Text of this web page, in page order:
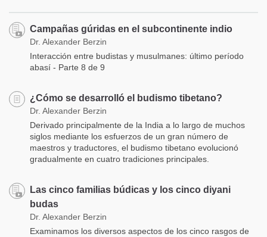
Campañas gúridas en el subcontinente indio
Dr. Alexander Berzin
Interacción entre budistas y musulmanes: último período
abasí - Parte 8 de 9
¿Cómo se desarrolló el budismo tibetano?
Dr. Alexander Berzin
Derivado principalmente de la India a lo largo de muchos
siglos mediante los esfuerzos de un gran número de
maestros y traductores, el budismo tibetano evolucionó
gradualmente en cuatro tradiciones principales.
Las cinco familias búdicas y los cinco diyani
budas
Dr. Alexander Berzin
Examinamos los diversos aspectos de los cinco rasgos de